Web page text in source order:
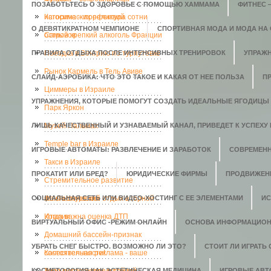
ПОЗАБОТЬТЕСЬ О ЗДОРОВЬЕ С ПОМОЩЬЮ ХАММАМА ФИТНЕС
О ДЕВЯТИКРАТНОМ ЧЕМПИОНЕ СПОРТИВНАЯ МОДА И МОДА НА
ПРАВИЛА ОТДЫХА ПОСЛЕ ИНТЕНСИВНЫХ ТРЕНИРОВОК
СЛАЙД-АЭРОБИКА: ЧТО ЭТО ТАКОЕ И КАКАЯ ОТ НЕЕ ПОЛЬЗА
УПРАЖНЕНИЯ, КОТОРЫЕ ПОМОГУТ СОЗДАТЬ ИДЕАЛЬНЫЕ ЯГОДИЦЫ
ЛИШЬ КАЧЕСТВЕННЫЙ И УЗНАВАЕМЫЙ КАНАЛ, ПРИВЕДЕТ К УСПЕХУ
ИГРОВЫЕ АВТОМАТЫ: РАЗВЛЕЧЕНИЕ И ЗАРАБОТОК
ПРОКАТИТ ИЛИ БРЕД? ЮРИДИЧЕСКИЕ ФИРМЫ
СОЦИАЛЬНАЯ СЕТЬ ИЛИ ВИДЕО-ХОСТИНГ С ЕЕ ЭЛЕМЕНТАМИ
ВИРТУАЛЬНЫЙ ОФИС -РЕЖИМ ОНЛАЙН ОСНОВА
УБРАТЬ СНЕГ БЫСТРО. ВОЗМОЖНО ЛИ ЭТО? СТОИТ ЛИ ИГРАТЬ
исторических реликвий
Кагосима – префектура сотни
островов
Самый крепкий алкоголь Франции
Поездка в Венгрию по турпутевке
Рынок Кармель в Тель Авиве
Циммеры в Израиле
Парк Яркон
Музей Пальмах
Temple bar в Израиле
Такси в Израиле
Стремительное развитие
кальянокурения
Фантастический отдых в горной
Италии
Когда важна оценка ДТП
Домашний бассейн-признак
состоятельности!
Качественная реклама - ваше